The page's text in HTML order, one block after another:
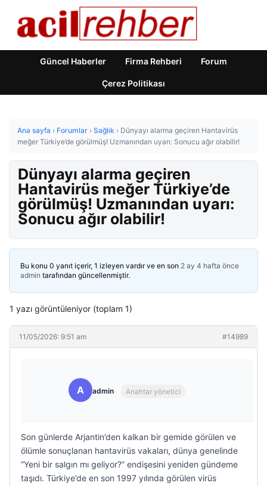
Güncel Haberler Firma Rehberi Forum
Çerez Politikası
Ana sayfa › Forumlar › Sağlık › Dünyayı alarma geçiren Hantavirüs
meğer Türkiye’de görülmüş! Uzmanından uyarı: Sonucu ağır olabilir!
Dünyayı alarma geçiren
Hantavirüs meğer Türkiye’de
görülmüş! Uzmanından uyarı:
Sonucu ağır olabilir!
Bu konu 0 yanıt içerir, 1 izleyen vardır ve en son 2 ay 4 hafta önce
admin tarafından güncellenmiştir.
1 yazı görüntüleniyor (toplam 1)
11/05/2026: 9:51 am #14989
A admin Anahtar yönetici
Son günlerde Arjantin’den kalkan bir gemide görülen ve
ölümle sonuçlanan hantavirüs vakaları, dünya genelinde
“Yeni bir salgın mı geliyor?” endişesini yeniden gündeme
taşıdı. Türkiye’de en son 1997 yılında görülen virüs